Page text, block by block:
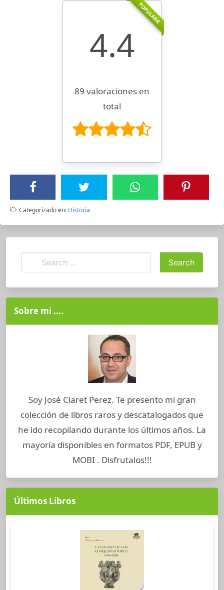
POPULARR
4.4
89 valoraciones en
total
Categorizado en: Historia
Sobre mi ….
Soy José Claret Perez. Te presento mi gran
colección de libros raros y descatalogados que
he ido recopilando durante los últimos años. La
mayoría disponibles en formatos PDF, EPUB y
MOBI . Disfrutalos!!!
Últimos Libros